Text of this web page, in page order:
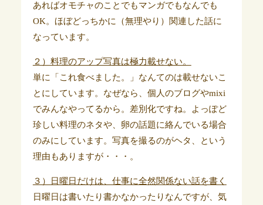
あればオモチャのことでもマンガでもなんでも
OK。ほぼどっちかに（無理やり）関連した話に
なっています。
２）料理のアップ写真は極力載せない。
単に「これ食べました。」なんてのは載せないこ
とにしています。なぜなら、個人のブログやmixi
でみんなやってるから。差別化ですね。よっぽど
珍しい料理のネタや、卵の話題に絡んでいる場合
のみにしています。写真を撮るのがヘタ、という
理由もありますが・・・。
３）日曜日だけは、仕事に全然関係ない話を書く
日曜日は書いたり書かなかったりなんですが、気